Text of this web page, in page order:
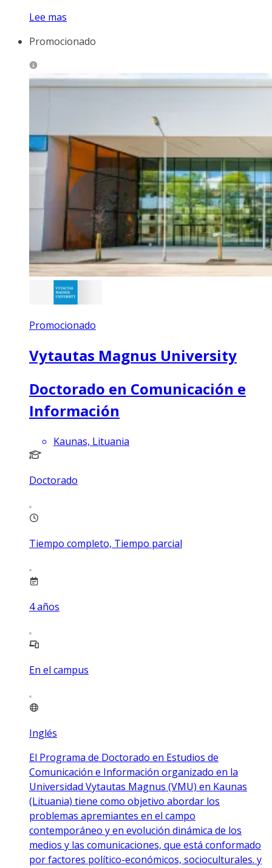
Lee mas
Promocionado
Promocionado
Vytautas Magnus University
Doctorado en Comunicación e
Información
Kaunas, Lituania
Doctorado
Tiempo completo, Tiempo parcial
4años
En el campus
Inglés
El Programa de Doctorado en Estudios de
Comunicación e Información organizado en la
Universidad Vytautas Magnus (VMU) en Kaunas
(Lituania) tiene como objetivo abordar los
problemas apremiantes en el campo
contemporáneo y en evolución dinámica de los
medios y las comunicaciones, que está conformado
por factores político-económicos, socioculturales. y